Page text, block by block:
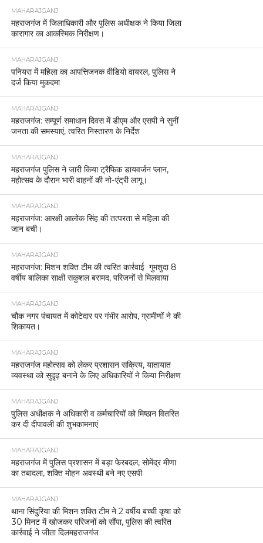
MAHARAJGANJ
महराजगंज में जिलाधिकारी और पुलिस अधीक्षक ने किया जिला
कारागार का आकस्मिक निरीक्षण।
MAHARAJGANJ
पनियरा में महिला का आपत्तिजनक वीडियो वायरल, पुलिस ने
दर्ज किया मुकदमा
MAHARAJGANJ
महराजगंज: सम्पूर्ण समाधान दिवस में डीएम और एसपी ने सुनीं
जनता की समस्याएं, त्वरित निस्तारण के निर्देश
MAHARAJGANJ
महराजगंज पुलिस ने जारी किया ट्रैफिक डायवर्जन प्लान,
महोत्सव के दौरान भारी वाहनों की नो-एंट्री लागू।
MAHARAJGANJ
महराजगंज: आरक्षी आलोक सिंह की तत्परता से महिला की
जान बची।
MAHARAJGANJ
महराजगंज: मिशन शक्ति टीम की त्वरित कार्रवाई गुमशुदा 8
वर्षीय बालिका साक्षी सकुशल बरामद, परिजनों से मिलवाया
MAHARAJGANJ
चौक नगर पंचायत में कोटेदार पर गंभीर आरोप, ग्रामीणों ने की
शिकायत।
MAHARAJGANJ
महराजगंज महोत्सव को लेकर प्रशासन सक्रिय, यातायात
व्यवस्था को सुदृढ़ बनाने के लिए अधिकारियों ने किया निरीक्षण
MAHARAJGANJ
पुलिस अधीक्षक ने अधिकारी व कर्मचारियों को मिष्ठान वितरित
कर दी दीपावली की शुभकामनाएं
MAHARAJGANJ
महराजगंज में पुलिस प्रशासन में बड़ा फेरबदल, सोमेंद्र मीणा
का तबादला, शक्ति मोहन अवस्थी बने नए एसपी
MAHARAJGANJ
थाना सिंदुरिया की मिशन शक्ति टीम ने 2 वर्षीय बच्ची कृषा को
30 मिनट में खोजकर परिजनों को सौंपा, पुलिस की त्वरित
कार्रवाई ने जीता दिलमहराजगंज